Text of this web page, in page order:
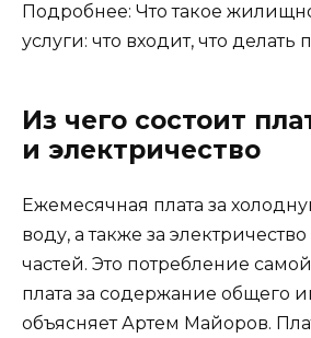
Подробнее: Что такое
услуги: что входит, что делать
Из чего состоит
и электричество
Ежемесячная плата за
воду, а также за
частей. Это потребление
плата за содержание общего
объясняет Артем Майоров.